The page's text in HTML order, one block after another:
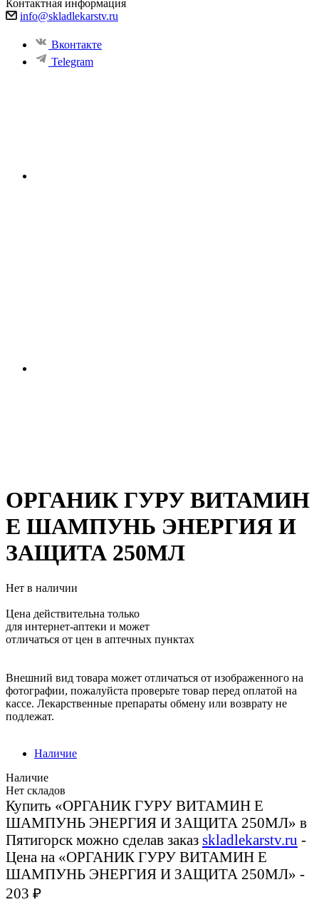
Контактная информация
info@skladlekarstv.ru
Вконтакте
Telegram
ОРГАНИК ГУРУ ВИТАМИН
E ШАМПУНЬ ЭНЕРГИЯ И
ЗАЩИТА 250МЛ
Нет в наличии
Цена действительна только
для интернет-аптеки и может
отличаться от цен в аптечных пунктах
Внешний вид товара может отличаться от изображенного на
фотографии, пожалуйста проверьте товар перед оплатой на
кассе. Лекарственные препараты обмену или возврату не
подлежат.
Наличие
Наличие
Нет складов
Купить «ОРГАНИК ГУРУ ВИТАМИН E
ШАМПУНЬ ЭНЕРГИЯ И ЗАЩИТА 250МЛ» в
Пятигорск можно сделав заказ skladlekarstv.ru -
Цена на «ОРГАНИК ГУРУ ВИТАМИН E
ШАМПУНЬ ЭНЕРГИЯ И ЗАЩИТА 250МЛ» -
203 ₽